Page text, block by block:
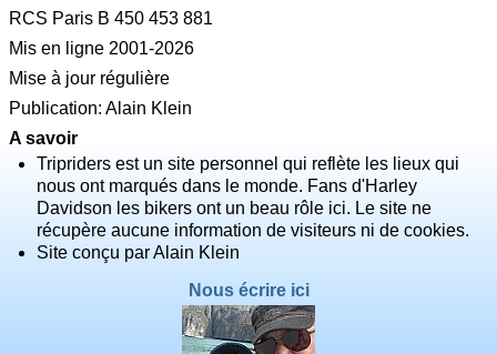
RCS Paris B 450 453 881
Mis en ligne 2001-2026
Mise à jour régulière
Publication: Alain Klein
A savoir
Tripriders est un site personnel qui reflète les lieux qui
nous ont marqués dans le monde. Fans d'Harley
Davidson les bikers ont un beau rôle ici. Le site ne
récupère aucune information de visiteurs ni de cookies.
Site conçu par Alain Klein
Nous écrire ici